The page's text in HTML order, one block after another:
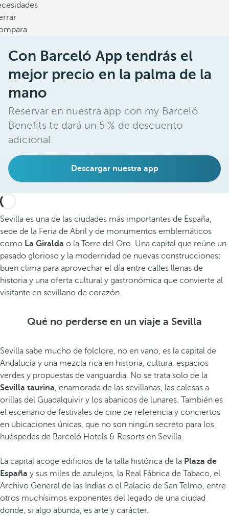
Con Barceló App tendrás el
mejor precio en la palma de la
mano
Reservar en nuestra app con my Barceló
Benefits te dará un 5 % de descuento
adicional.
Descargar nuestra app
Sevilla es una de las ciudades más importantes de España,
sede de la Feria de Abril y de monumentos emblemáticos
como La Giralda o la Torre del Oro. Una capital que reúne un
pasado glorioso y la modernidad de nuevas construcciones;
buen clima para aprovechar el día entre calles llenas de
historia y una oferta cultural y gastronómica que convierte al
visitante en sevillano de corazón.
Qué no perderse en un viaje a Sevilla
Sevilla sabe mucho de folclore, no en vano, es la capital de
Andalucía y una mezcla rica en historia, cultura, espacios
verdes y propuestas de vanguardia. No se trata solo de la
Sevilla taurina, enamorada de las sevillanas, las calesas a
orillas del Guadalquivir y los abanicos de lunares. También es
el escenario de festivales de cine de referencia y conciertos
en ubicaciones únicas, que no son ningún secreto para los
huéspedes de Barceló Hotels & Resorts en Sevilla.
La capital acoge edificios de la talla histórica de la Plaza de
España y sus miles de azulejos, la Real Fábrica de Tabaco, el
Archivo General de las Indias o el Palacio de San Telmo, entre
otros muchísimos exponentes del legado de una ciudad
donde, si algo abunda, es arte y carácter.